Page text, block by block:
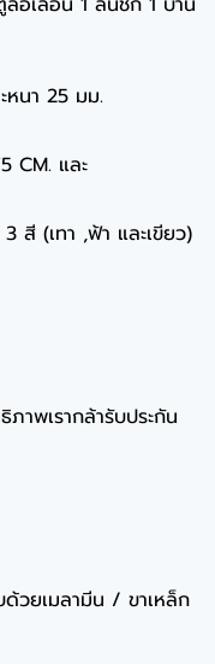
หนา 25 มม.
CM. และ
สี (เทา ,ฟ้า และเขียว)
ภาพเรากล้ารับประกัน
วยเมลามีน / ขาเหล็ก